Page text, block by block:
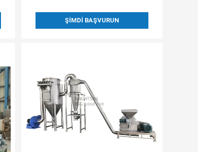
ŞIMDI BAŞVURUN